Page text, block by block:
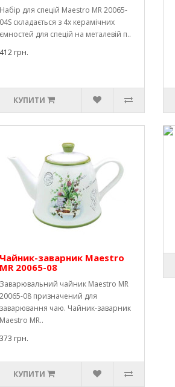
Набір для спецій Maestro MR 20065-
04S складається з 4х керамічних
ємностей для спецій на металевій п..
412 грн.
КУПИТИ
Чайник-заварник Maestro
MR 20065-08
Заварювальний чайник Maestro MR
20065-08 призначений для
заварювання чаю. Чайник-заварник
Maestro MR..
373 грн.
КУПИТИ